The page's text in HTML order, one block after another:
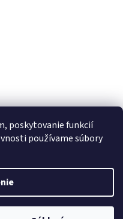
poskytovanie funkcií
používame súbory
. Všetky práva vyhradené.